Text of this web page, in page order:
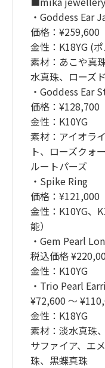
・Goddess Ear
価格：¥259,600
金性：K18YG (
素材：あこや真
水真珠、ローズ
・Goddess Ear
価格：¥128,700
金性：K10YG
素材：アイオラ
ト、ローズクォ
ルートパーズ
・Spike Ring
価格：¥121,000
金性：K10YG、
能）
・Gem Pearl
税込価格
金性：K10YG
・Trio Pearl
¥72,600 〜
金性：K18YG
素材：淡水真珠
サファイア、エ
珠、黒蝶真珠